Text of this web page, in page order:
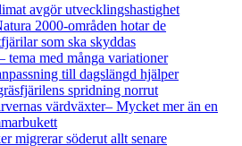
avgör utvecklingshastighet
2000-områden hotar de
som ska skyddas
tema med många variationer
till dagslängd hjälper
spridning norrut
värdväxter– Mycket mer än en
migrerar söderut allt senare